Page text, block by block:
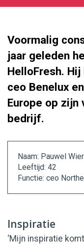
Voormalig
jaar geleden
HelloFresh.
ceo Benelux
Europe op zijn
bedrijf.
Naam: Pauwel
Leeftijd: 42
Functie: ceo
Inspiratie
‘Mijn inspiratie